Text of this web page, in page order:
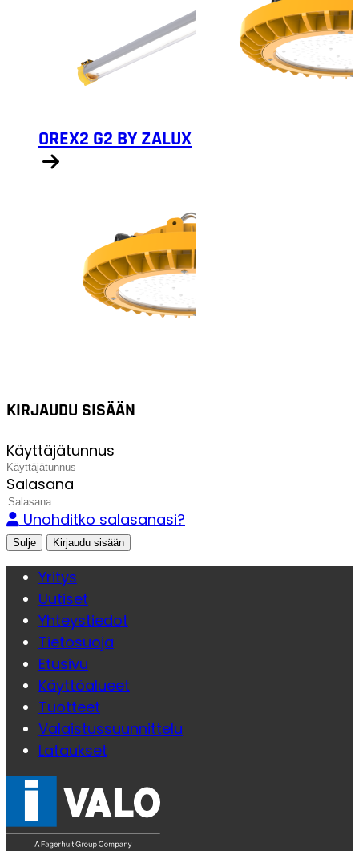
OREX2 G2 BY ZALUX
KIRJAUDU SISÄÄN
Käyttäjätunnus
Salasana
Unohditko salasanasi?
Sulje
Yritys
Uutiset
Yhteystiedot
Tietosuoja
Etusivu
Käyttöalueet
Tuotteet
Valaistussuunnittelu
Lataukset